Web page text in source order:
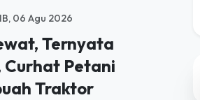
Ternyata
Petani
Traktor
percakapan singkat di tengah